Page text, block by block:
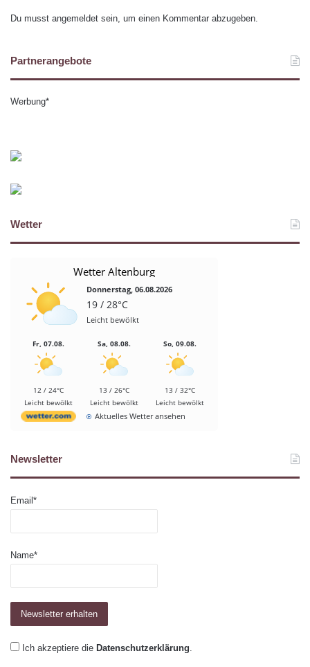
Du musst angemeldet sein, um einen Kommentar abzugeben.
Partnerangebote
Werbung*
Wetter
Wetter Altenburg
Donnerstag, 06.08.2026
19 / 28°C
Leicht bewölkt
Fr, 07.08.
12 / 24°C
Leicht bewölkt
Sa, 08.08.
13 / 26°C
Leicht bewölkt
So, 09.08.
13 / 32°C
Leicht bewölkt
Aktuelles Wetter ansehen
Newsletter
Email*
Name*
Ich akzeptiere die Datenschutzerklärung